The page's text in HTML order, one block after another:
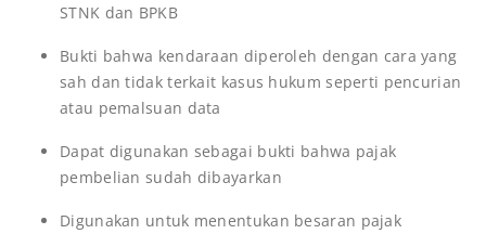
STNK dan BPKB
Bukti bahwa kendaraan diperoleh dengan cara yang
sah dan tidak terkait kasus hukum seperti pencurian
atau pemalsuan data
Dapat digunakan sebagai bukti bahwa pajak
pembelian sudah dibayarkan
Digunakan untuk menentukan besaran pajak